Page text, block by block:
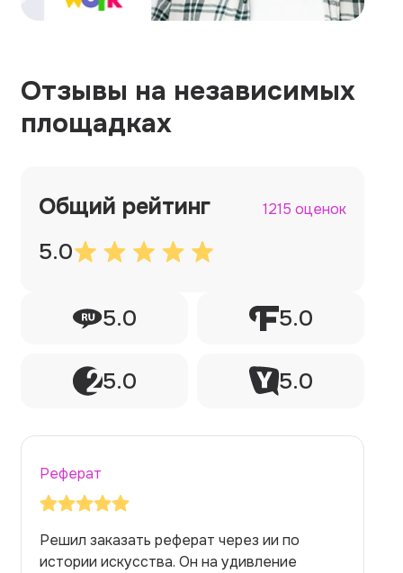
Отзывы на независимых
площадках
Общий рейтинг 1215 оценок
5.0
5.0 5.0
5.0 5.0
Реферат
Заказывала реферат с помощью нейросети
на медицинскую тему. Ожидала худшего,